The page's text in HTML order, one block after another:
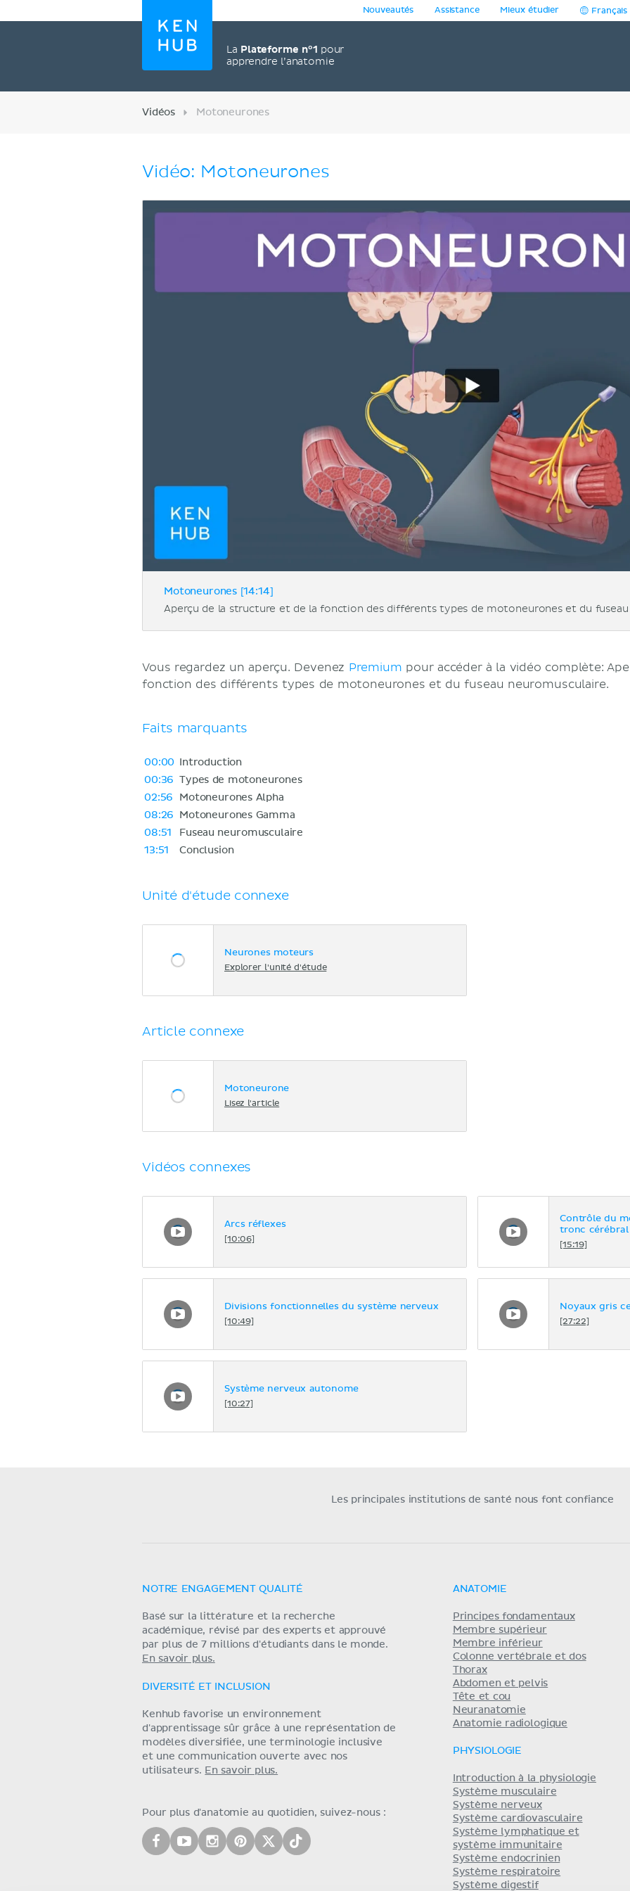
La Plateforme n°1 pour
apprendre l’anatomie
Nouveautés Assistance Mieux étudier Français
Vidéos Motoneurones
Vidéo: Motoneurones
Motoneurones [14:14]
Aperçu de la structure et de la fonction des différents types de motoneurones et du fuseau
Vous regardez un aperçu. Devenez Premium pour accéder à la vidéo complète:
fonction des différents types de motoneurones et du fuseau neuromusculaire.
Faits marquants
00:00
Introduction
00:36
Types de motoneurones
02:56
Motoneurones Alpha
08:26
Motoneurones Gamma
08:51
Fuseau neuromusculaire
13:51
Conclusion
Unité d'étude connexe
Neurones moteurs
Explorer l'unité d'étude
Article connexe
Motoneurone
Lisez l'article
Vidéos connexes
Arcs réflexes
[10:06]
Contrôle du
tronc cérébral
[15:19]
Divisions fonctionnelles du système nerveux
[10:49]
Noyaux gris
[27:22]
Système nerveux autonome
[10:27]
Les principales institutions de santé nous font confiance
NOTRE ENGAGEMENT QUALITÉ
Basé sur la littérature et la recherche
académique, révisé par des experts et approuvé
par plus de 7 millions d'étudiants dans le monde.
En savoir plus.
DIVERSITÉ ET INCLUSION
Kenhub favorise un environnement
d'apprentissage sûr grâce à une représentation de
modèles diversifiée, une terminologie inclusive
et une communication ouverte avec nos
utilisateurs. En savoir plus.
Pour plus d'anatomie au quotidien, suivez-nous :
ANATOMIE
Principes fondamentaux
Membre supérieur
Membre inférieur
Colonne vertébrale et dos
Thorax
Abdomen et pelvis
Tête et cou
Neuranatomie
Anatomie radiologique
PHYSIOLOGIE
Introduction à la physiologie
Système musculaire
Système nerveux
Système cardiovasculaire
Système lymphatique et
système immunitaire
Système endocrinien
Système respiratoire
Système digestif